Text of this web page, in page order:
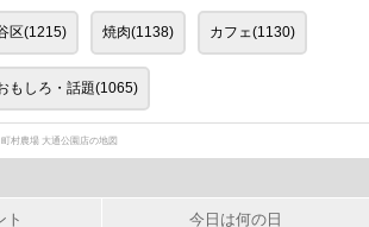
区(1215) 焼肉(1138) カフェ(1130)
もしろ・話題(1065)
町村農場 大通公園店の地図
ト 今日は何の日